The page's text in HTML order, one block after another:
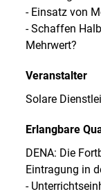
- Einsatz von
- Schaffen
Mehrwert?
Veranstalter
Solare
Erlangbare
DENA: Die
Eintragung in
-